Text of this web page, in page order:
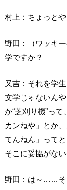
村上：ちょっと
野田：（ワッキ
学ですか？
又吉：それを学
文学じゃないん
か“芝刈り機”っ
カンねや」とか
てんねん」って
そこに妥協がない
野田：は～……そ